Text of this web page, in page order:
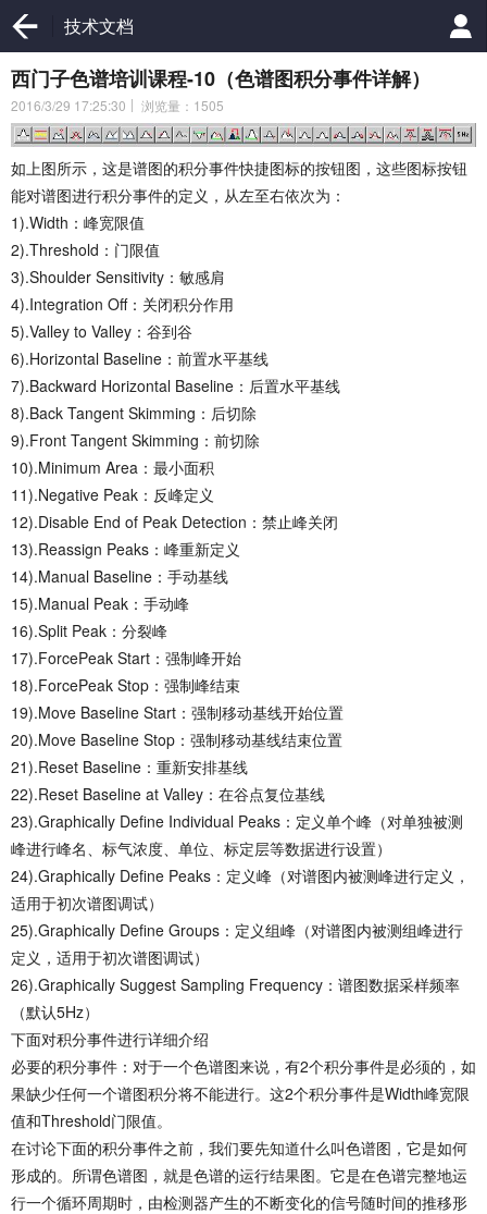
技术文档
西门子色谱培训课程-10（色谱图积分事件详解）
2016/3/29 17:25:30 浏览量：1505
如上图所示，这是谱图的积分事件快捷图标的按钮图，这些图标按钮
能对谱图进行积分事件的定义，从左至右依次为：
1).Width：峰宽限值
2).Threshold：门限值
3).Shoulder Sensitivity：敏感肩
4).Integration Off：关闭积分作用
5).Valley to Valley：谷到谷
6).Horizontal Baseline：前置水平基线
7).Backward Horizontal Baseline：后置水平基线
8).Back Tangent Skimming：后切除
9).Front Tangent Skimming：前切除
10).Minimum Area：最小面积
11).Negative Peak：反峰定义
12).Disable End of Peak Detection：禁止峰关闭
13).Reassign Peaks：峰重新定义
14).Manual Baseline：手动基线
15).Manual Peak：手动峰
16).Split Peak：分裂峰
17).ForcePeak Start：强制峰开始
18).ForcePeak Stop：强制峰结束
19).Move Baseline Start：强制移动基线开始位置
20).Move Baseline Stop：强制移动基线结束位置
21).Reset Baseline：重新安排基线
22).Reset Baseline at Valley：在谷点复位基线
23).Graphically Define Individual Peaks：定义单个峰（对单独被测
峰进行峰名、标气浓度、单位、标定层等数据进行设置）
24).Graphically Define Peaks：定义峰（对谱图内被测峰进行定义，
适用于初次谱图调试）
25).Graphically Define Groups：定义组峰（对谱图内被测组峰进行
定义，适用于初次谱图调试）
26).Graphically Suggest Sampling Frequency：谱图数据采样频率
（默认5Hz）
下面对积分事件进行详细介绍
必要的积分事件：对于一个色谱图来说，有2个积分事件是必须的，如
果缺少任何一个谱图积分将不能进行。这2个积分事件是Width峰宽限
值和Threshold门限值。
在讨论下面的积分事件之前，我们要先知道什么叫色谱图，它是如何
形成的。所谓色谱图，就是色谱的运行结果图。它是在色谱完整地运
行一个循环周期时，由检测器产生的不断变化的信号随时间的推移形